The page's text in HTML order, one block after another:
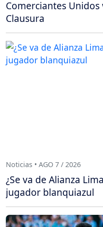
Comerciantes Unidos
Clausura
Noticias • AGO 7 / 2026
¿Se va de Alianza
jugador blanquiazul